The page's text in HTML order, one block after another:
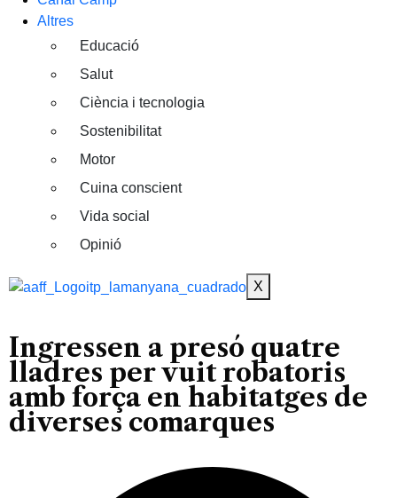
Altres
Educació
Salut
Ciència i tecnologia
Sostenibilitat
Motor
Cuina conscient
Vida social
Opinió
X
Ingressen a presó quatre
lladres per vuit robatoris
amb força en habitatges de
diverses comarques